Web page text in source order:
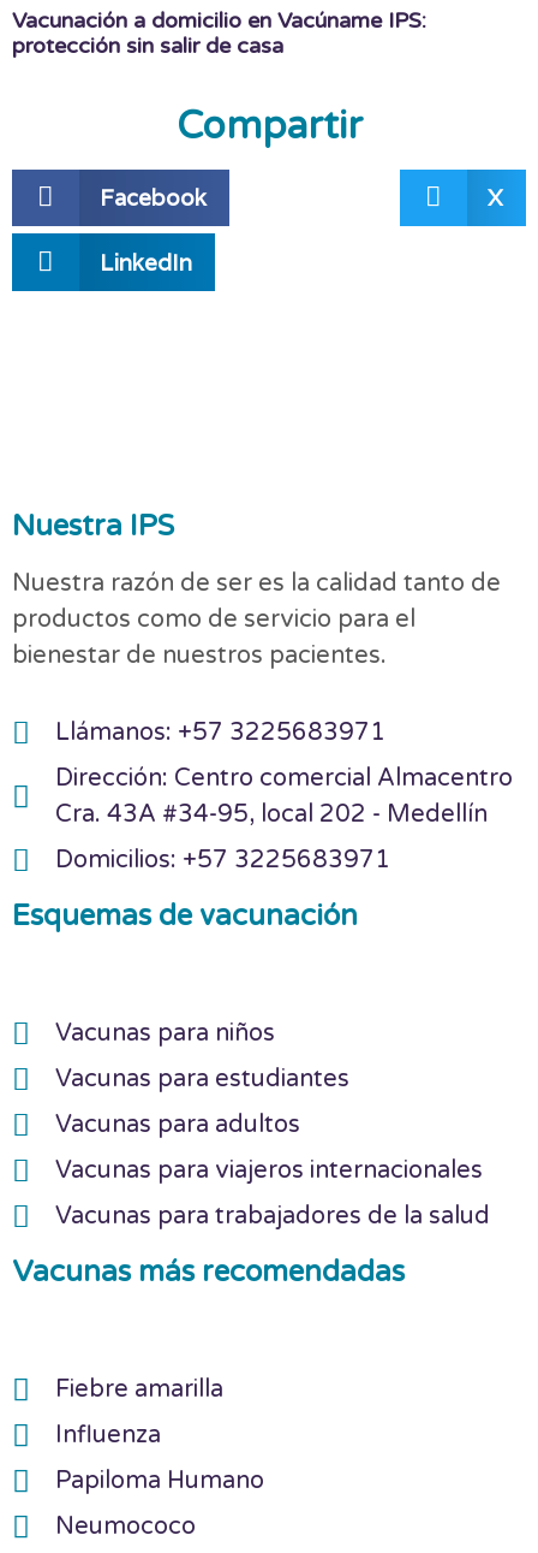
Vacunación a domicilio en Vacúname IPS:
protección sin salir de casa
Compartir
Facebook X
LinkedIn
Nuestra IPS
Nuestra razón de ser es la calidad tanto de
productos como de servicio para el
bienestar de nuestros pacientes.
Llámanos: +57 3225683971
Dirección: Centro comercial Almacentro
Cra. 43A #34-95, local 202 - Medellín
Domicilios: +57 3225683971
Esquemas de vacunación
Vacunas para niños
Vacunas para estudiantes
Vacunas para adultos
Vacunas para viajeros internacionales
Vacunas para trabajadores de la salud
Vacunas más recomendadas
Fiebre amarilla
Influenza
Papiloma Humano
Neumococo